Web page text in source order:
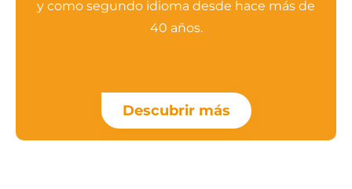
y como segundo idioma desde hace más de
40 años.
Descubrir más